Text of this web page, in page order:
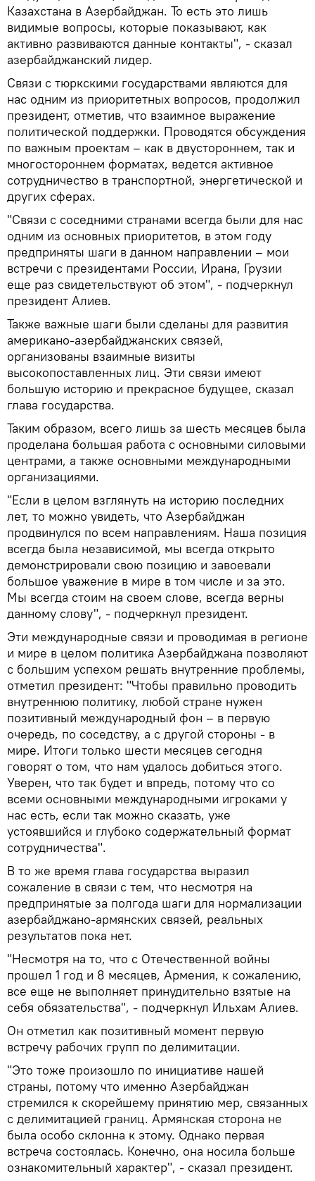
Казахстана в Азербайджан. То есть это лишь
видимые вопросы, которые показывают, как
активно развиваются данные контакты", - сказал
азербайджанский лидер.
Связи с тюркскими государствами являются для
нас одним из приоритетных вопросов, продолжил
президент, отметив, что взаимное выражение
политической поддержки. Проводятся обсуждения
по важным проектам – как в двустороннем, так и
многостороннем форматах, ведется активное
сотрудничество в транспортной, энергетической и
других сферах.
"Связи с соседними странами всегда были для нас
одним из основных приоритетов, в этом году
предприняты шаги в данном направлении – мои
встречи с президентами России, Ирана, Грузии
еще раз свидетельствуют об этом", - подчеркнул
президент Алиев.
Также важные шаги были сделаны для развития
американо-азербайджанских связей,
организованы взаимные визиты
высокопоставленных лиц. Эти связи имеют
большую историю и прекрасное будущее, сказал
глава государства.
Таким образом, всего лишь за шесть месяцев была
проделана большая работа с основными силовыми
центрами, а также основными международными
организациями.
"Если в целом взглянуть на историю последних
лет, то можно увидеть, что Азербайджан
продвинулся по всем направлениям. Наша позиция
всегда была независимой, мы всегда открыто
демонстрировали свою позицию и завоевали
большое уважение в мире в том числе и за это.
Мы всегда стоим на своем слове, всегда верны
данному слову", - подчеркнул президент.
Эти международные связи и проводимая в регионе
и мире в целом политика Азербайджана позволяют
с большим успехом решать внутренние проблемы,
отметил президент: "Чтобы правильно проводить
внутреннюю политику, любой стране нужен
позитивный международный фон – в первую
очередь, по соседству, а с другой стороны - в
мире. Итоги только шести месяцев сегодня
говорят о том, что нам удалось добиться этого.
Уверен, что так будет и впредь, потому что со
всеми основными международными игроками у
нас есть, если так можно сказать, уже
устоявшийся и глубоко содержательный формат
сотрудничества".
В то же время глава государства выразил
сожаление в связи с тем, что несмотря на
предпринятые за полгода шаги для нормализации
азербайджано-армянских связей, реальных
результатов пока нет.
"Несмотря на то, что с Отечественной войны
прошел 1 год и 8 месяцев, Армения, к сожалению,
все еще не выполняет принудительно взятые на
себя обязательства", - подчеркнул Ильхам Алиев.
Он отметил как позитивный момент первую
встречу рабочих групп по делимитации.
"Это тоже произошло по инициативе нашей
страны, потому что именно Азербайджан
стремился к скорейшему принятию мер, связанных
с делимитацией границ. Армянская сторона не
была особо склонна к этому. Однако первая
встреча состоялась. Конечно, она носила больше
ознакомительный характер", - сказал президент.